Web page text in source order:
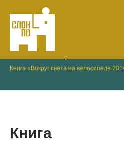
Книга «Вокруг света на велосипеде
Книга